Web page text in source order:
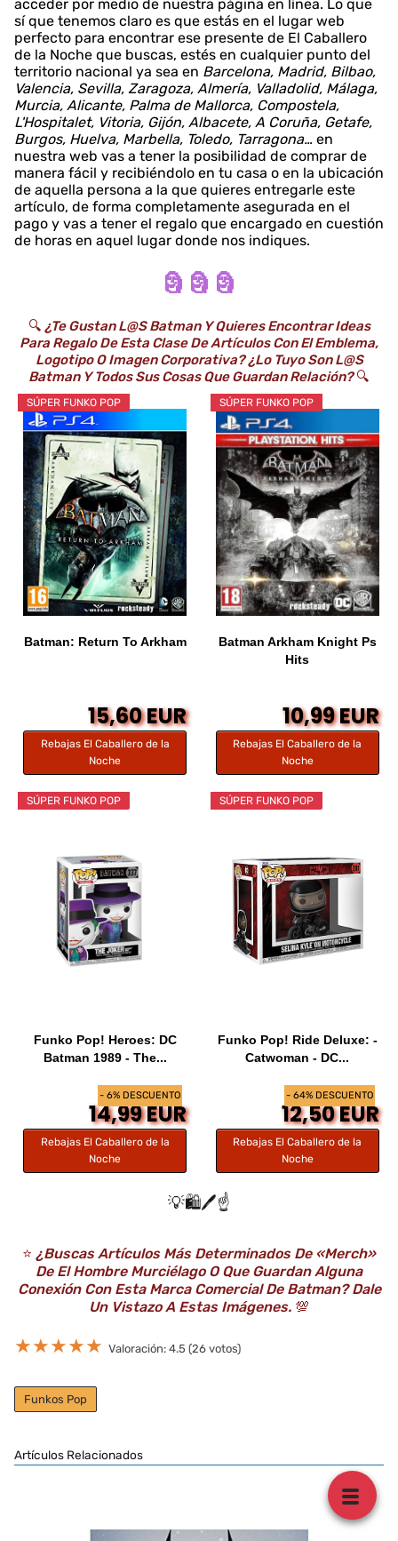
acceder por medio de nuestra página en línea. Lo que
sí que tenemos claro es que estás en el lugar web
perfecto para encontrar ese presente de El Caballero
de la Noche que buscas, estés en cualquier punto del
territorio nacional ya sea en Barcelona, Madrid, Bilbao,
Valencia, Sevilla, Zaragoza, Almería, Valladolid, Málaga,
Murcia, Alicante, Palma de Mallorca, Compostela,
L'Hospitalet, Vitoria, Gijón, Albacete, A Coruña, Getafe,
Burgos, Huelva, Marbella, Toledo, Tarragona… en
nuestra web vas a tener la posibilidad de comprar de
manera fácil y recibiéndolo en tu casa o en la ubicación
de aquella persona a la que quieres entregarle este
artículo, de forma completamente asegurada en el
pago y vas a tener el regalo que encargado en cuestión
de horas en aquel lugar donde nos indiques.
🗿 🗿 🗿
🔍 ¿Te Gustan L@s Batman Y Quieres Encontrar Ideas
Para Regalo De Esta Clase De Artículos Con El Emblema,
Logotipo O Imagen Corporativa? ¿Lo Tuyo Son L@s
Batman Y Todos Sus Cosas Que Guardan Relación?🔍
SÚPER FUNKO POP
Batman: Return To Arkham
15,60 EUR
Rebajas El Caballero de la
Noche
SÚPER FUNKO POP
Batman Arkham Knight Ps
Hits
10,99 EUR
Rebajas El Caballero de la
Noche
- 6% DESCUENTO
SÚPER FUNKO POP
Funko Pop! Heroes: DC
Batman 1989 - The...
14,99 EUR
Rebajas El Caballero de la
Noche
- 64% DESCUENTO
SÚPER FUNKO POP
Funko Pop! Ride Deluxe: -
Catwoman - DC...
12,50 EUR
Rebajas El Caballero de la
Noche
💡🛍️🖊️☝️
⭐️ ¿Buscas Artículos Más Determinados De «Merch»
De El Hombre Murciélago O Que Guardan Alguna
Conexión Con Esta Marca Comercial De Batman? Dale
Un Vistazo A Estas Imágenes. 💯
★★★★★ Valoración: 4.5 (26 votos)
Funkos Pop
Artículos Relacionados